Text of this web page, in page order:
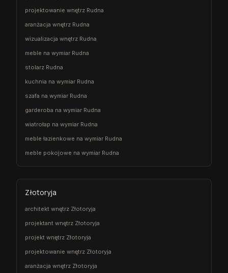
projektowanie wnętrz Rudna
aranżacja wnętrz Rudna
wizualizacja wnętrz Rudna
meble na wymiar Rudna
stolarz Rudna
kuchnia na wymiar Rudna
szafa na wymiar Rudna
garderoba na wymiar Rudna
wiatrołap na wymiar Rudna
meble łazienkowe na wymiar Rudna
meble pokojowe na wymiar Rudna
Złotoryja
architekt wnętrz Złotoryja
projektant wnętrz Złotoryja
projekt wnętrz Złotoryja
projektowanie wnętrz Złotoryja
aranżacja wnętrz Złotoryja